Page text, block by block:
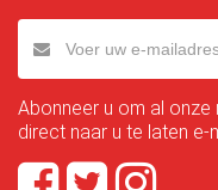
Abonneer u om al
direct naar u te laten e-